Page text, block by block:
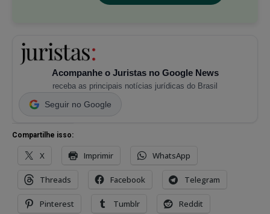
Acompanhe o Juristas no Google News
receba as principais notícias jurídicas do Brasil
Seguir no Google
Compartilhe isso:
X Imprimir WhatsApp
Threads Facebook Telegram
Pinterest Tumblr Reddit